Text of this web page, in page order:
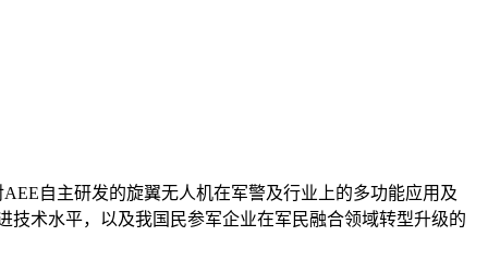
AEE自主研发的旋翼无人机在军警及行业上的多功能应用及
术水平，以及我国民参军企业在军民融合领域转型升级的